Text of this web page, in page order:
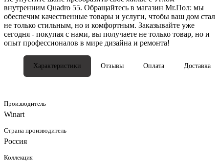
внутренним Quadro 55. Обращайтесь в магазин Mr.Пол: мы
обеспечим качественные товары и услуги, чтобы ваш дом стал
не только стильным, но и комфортным. Заказывайте уже
сегодня - покупая с нами, вы получаете не только товар, но и
опыт профессионалов в мире дизайна и ремонта!
Характеристики Отзывы Оплата Доставка
Производитель
Winart
Страна производитель
Россия
Коллекция